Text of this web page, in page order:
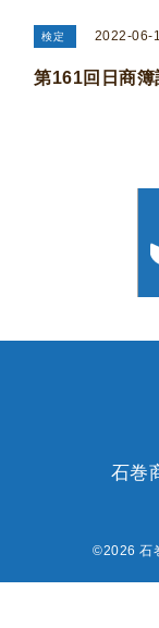
検定 2022-06-
第161回日商
石巻
©2026石